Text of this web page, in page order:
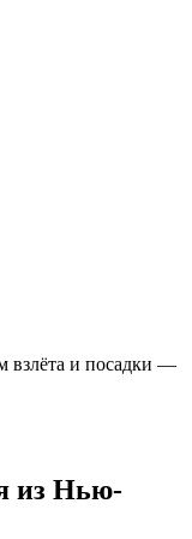
взлёта и посадки —
из Нью-